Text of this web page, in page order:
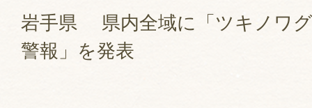
岩手県 県内全域に「ツキノワ
警報」を発表